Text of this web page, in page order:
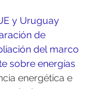
y Uruguay
de
del marco
sobre energías
energética e